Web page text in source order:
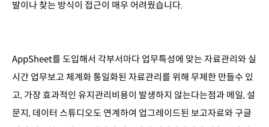
발이나 찾는 방식이 접근이 매우 어려웠습니다.
AppSheet를 도입해서 각부서마다 업무특성에 맞는 자료관리와 실
시간 업무보고 체계화 통일화된 자료관리를 위해 무제한 만들수 있
고, 가장 효과적인 유지관리비용이 발생하지 않는다는점과 메일, 설
문지, 데이터 스튜디오도 연계하여 업그레이드된 보고자료와 구글